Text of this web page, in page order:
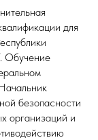
для
Обучение
безопасности
организаций и